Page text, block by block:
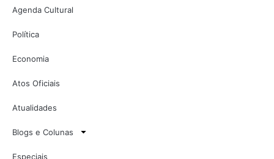
Agenda Cultural
Política
Economia
Atos Oficiais
Atualidades
Blogs e Colunas
Especiais